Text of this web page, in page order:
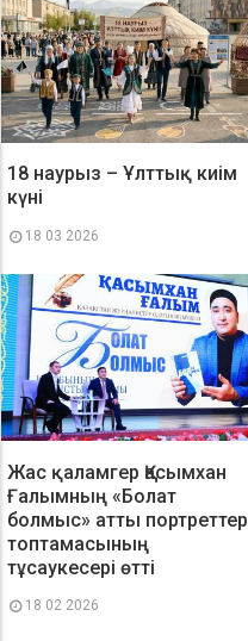
18 наурыз – Ұлттық киім
күні
18 03 2026
Жас қаламгер Қасымхан
Ғалымның «Болат
болмыс» атты портреттер
топтамасының
тұсаукесері өтті
18 02 2026